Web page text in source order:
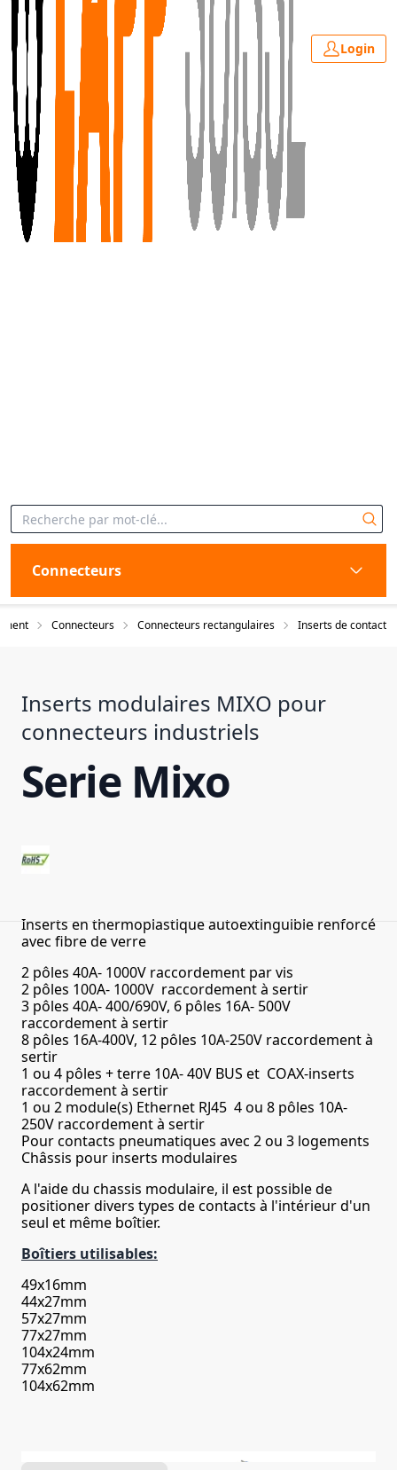
Login
Connecteurs
Connecteurs Connecteurs rectangulaires Inserts de contact
Inserts modulaires MIXO pour
connecteurs industriels
Serie Mixo
Inserts en thermoplastique autoextinguible renforcé
avec fibre de verre
2 pôles 40A- 1000V raccordement par vis
2 pôles 100A- 1000V raccordement à sertir
3 pôles 40A- 400/690V, 6 pôles 16A- 500V
raccordement à sertir
8 pôles 16A-400V, 12 pôles 10A-250V raccordement à
sertir
1 ou 4 pôles + terre 10A- 40V BUS et COAX-inserts
raccordement à sertir
1 ou 2 module(s) Ethernet RJ45 4 ou 8 pôles 10A-
250V raccordement à sertir
Pour contacts pneumatiques avec 2 ou 3 logements
Châssis pour inserts modulaires
A l'aide du chassis modulaire, il est possible de
positioner divers types de contacts à l'intérieur d'un
seul et même boîtier.
Boîtiers utilisables:
49x16mm
44x27mm
57x27mm
77x27mm
104x24mm
77x62mm
104x62mm